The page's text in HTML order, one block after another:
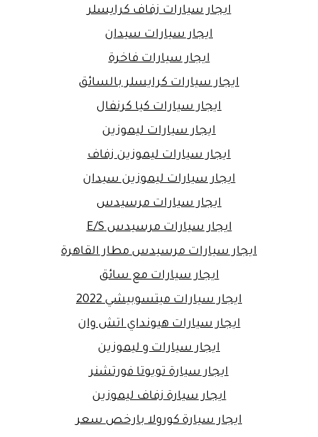
ايجار سيارات زفاف كرايسلر
ايجار سيارات سيدان
ايجار سيارات فاخرة
ايجار سيارات كرايسلر بالسائق
ايجار سيارات كيا كرنفال
ايجار سيارات ليموزين
ايجار سيارات ليموزين زفاف
ايجار سيارات ليموزين سيدان
ايجار سيارات مرسيدس
ايجار سيارات مرسيدس E/S
ايجار سيارات مرسيدس مطار القاهرة
ايجار سيارات مع سائق
ايجار سيارات ميتسوبيشي 2022
ايجار سيارات هيونداي اتش وان
ايجار سيارات و ليموزين
ايجار سيارة تويوتا فورتشنر
ايجار سيارة زفاف ليموزين
ايجار سيارة كورولا بارخص سعر